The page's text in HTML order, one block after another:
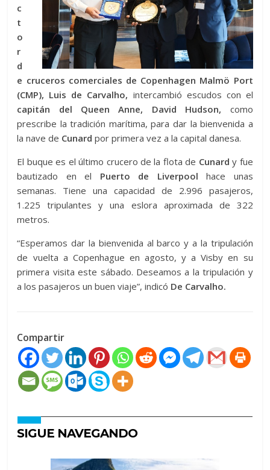
c
t
o
r
d
e cruceros comerciales de Copenhagen Malmö Port
(CMP), Luis de Carvalho, intercambió escudos con el
capitán del Queen Anne, David Hudson, como
prescribe la tradición marítima, para dar la bienvenida a
la nave de Cunard por primera vez a la capital danesa.
El buque es el último crucero de la flota de Cunard y fue
bautizado en el Puerto de Liverpool hace unas
semanas. Tiene una capacidad de 2.996 pasajeros,
1.225 tripulantes y una eslora aproximada de 322
metros.
“Esperamos dar la bienvenida al barco y a la tripulación
de vuelta a Copenhague en agosto, y a Visby en su
primera visita este sábado. Deseamos a la tripulación y
a los pasajeros un buen viaje”, indicó De Carvalho.
Compartir
SIGUE NAVEGANDO